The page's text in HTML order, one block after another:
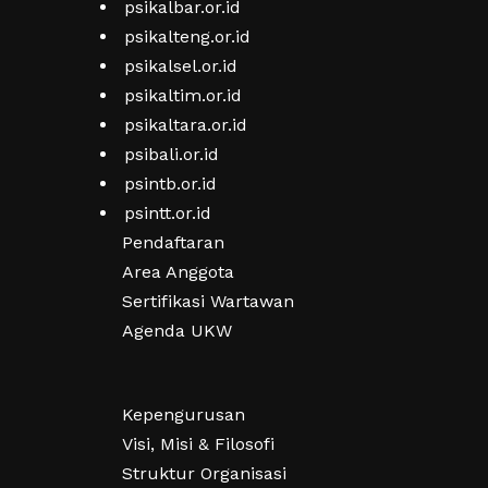
psikalbar.or.id
psikalteng.or.id
psikalsel.or.id
psikaltim.or.id
psikaltara.or.id
psibali.or.id
psintb.or.id
psintt.or.id
Pendaftaran
Area Anggota
Sertifikasi Wartawan
Agenda UKW
Kepengurusan
Visi, Misi & Filosofi
Struktur Organisasi